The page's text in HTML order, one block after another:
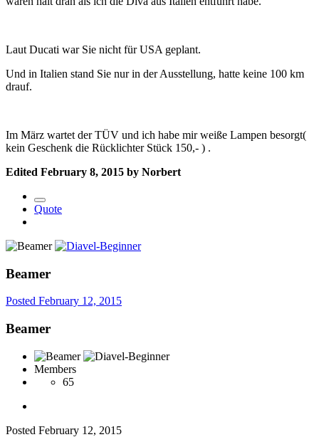
Laut Ducati war Sie nicht für USA geplant.
Und in Italien stand Sie nur in der Ausstellung, hatte keine 100 km
drauf.
Im März wartet der TÜV und ich habe mir weiße Lampen besorgt(
kein Geschenk die Rücklichter Stück 150,- ) .
Edited February 8, 2015 by Norbert
Quote
Beamer
Posted February 12, 2015
Beamer
Members
65
Posted February 12, 2015